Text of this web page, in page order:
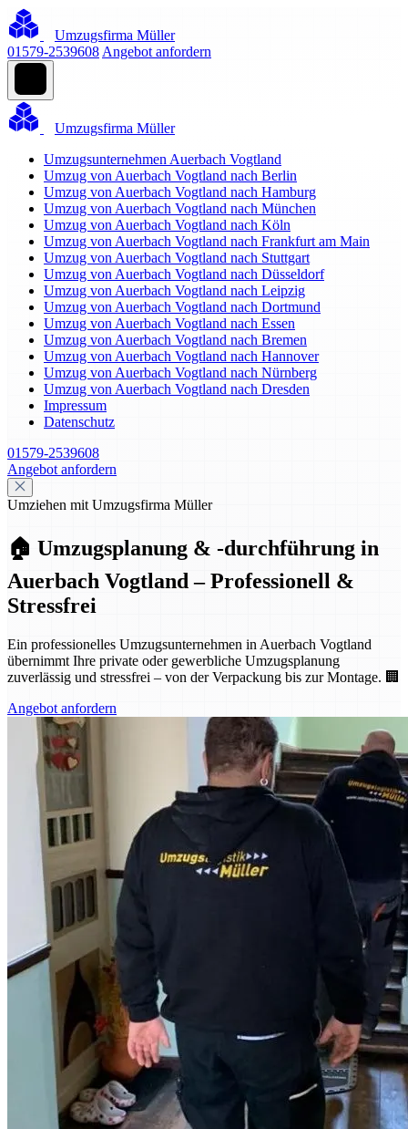
Umzugsfirma Müller
01579-2539608 Angebot anfordern
Umzugsfirma Müller
Umzugsunternehmen Auerbach Vogtland
Umzug von Auerbach Vogtland nach Berlin
Umzug von Auerbach Vogtland nach Hamburg
Umzug von Auerbach Vogtland nach München
Umzug von Auerbach Vogtland nach Köln
Umzug von Auerbach Vogtland nach Frankfurt am Main
Umzug von Auerbach Vogtland nach Stuttgart
Umzug von Auerbach Vogtland nach Düsseldorf
Umzug von Auerbach Vogtland nach Leipzig
Umzug von Auerbach Vogtland nach Dortmund
Umzug von Auerbach Vogtland nach Essen
Umzug von Auerbach Vogtland nach Bremen
Umzug von Auerbach Vogtland nach Hannover
Umzug von Auerbach Vogtland nach Nürnberg
Umzug von Auerbach Vogtland nach Dresden
Impressum
Datenschutz
01579-2539608
Angebot anfordern
Umziehen mit Umzugsfirma Müller
🏠 Umzugsplanung & -durchführung in
Auerbach Vogtland – Professionell &
Stressfrei
Ein professionelles Umzugsunternehmen in Auerbach Vogtland
übernimmt Ihre private oder gewerbliche Umzugsplanung
zuverlässig und stressfrei – von der Verpackung bis zur Montage. 🏢
Angebot anfordern